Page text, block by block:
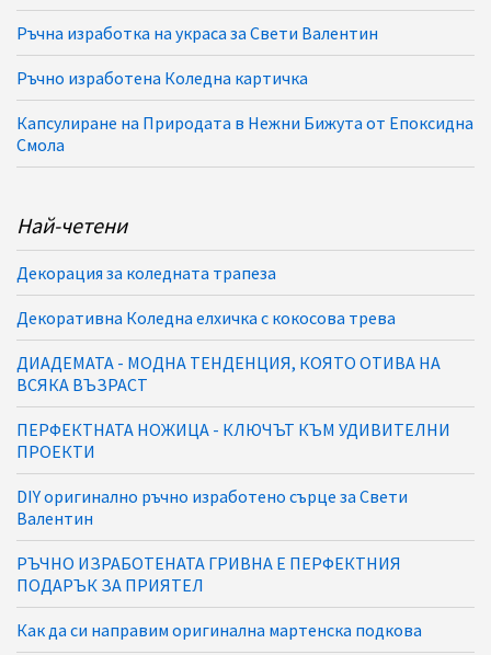
Ръчна изработка на украса за Свети Валентин
Ръчно изработена Коледна картичка
Капсулиране на Природата в Нежни Бижута от Епоксидна
Смола
Най-четени
Декорация за коледната трапеза
Декоративна Коледна елхичка с кокосова трева
ДИАДЕМАТА - МОДНА ТЕНДЕНЦИЯ, КОЯТО ОТИВА НА
ВСЯКА ВЪЗРАСТ
ПЕРФЕКТНАТА НОЖИЦА - КЛЮЧЪТ КЪМ УДИВИТЕЛНИ
ПРОЕКТИ
DIY оригинално ръчно изработено сърце за Свети
Валентин
РЪЧНО ИЗРАБОТЕНАТА ГРИВНА Е ПЕРФЕКТНИЯ
ПОДАРЪК ЗА ПРИЯТЕЛ
Как да си направим оригинална мартенска подкова